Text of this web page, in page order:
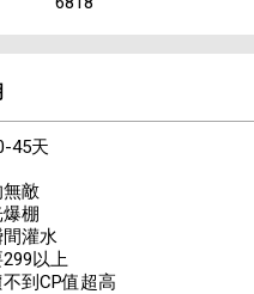
45天
敵
棚
灌水
以上
到CP值超高